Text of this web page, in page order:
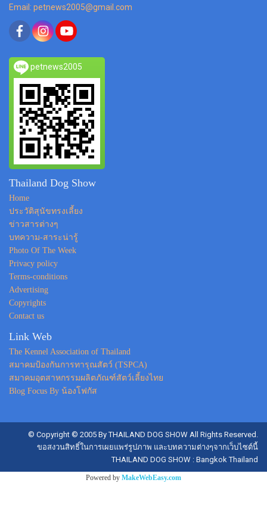
Email: petnews2005@gmail.com
petnews2005
Thailand Dog Show
Home
ประวัติสุนัขทรงเลี้ยง
ข่าวสารต่างๆ
บทความ-สาระน่ารู้
Photo Of The Week
Privacy policy
Terms-conditions
Advertising
Copyrights
Contact us
Link Web
The Kennel Association of Thailand
สมาคมป้องกันการทารุณสัตว์ (TSPCA)
สมาคมอุตสาหกรรมผลิตภัณฑ์สัตว์เลี้ยงไทย
Blog Focus By น้องโฟกัส
© Copyright © 2005 By THAILAND DOG SHOW All Rights Reserved.
ขอสงวนสิทธิ์ในการเผยแพร่รูปภาพ และบทความต่างๆจากเว็บไซต์นี้
THAILAND DOG SHOW : Bangkok Thailand
Powered by MakeWebEasy.com